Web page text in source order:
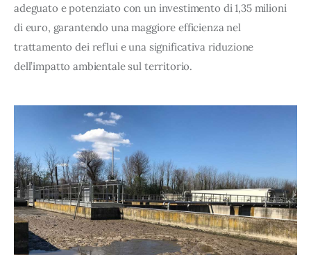
adeguato e potenziato con un investimento di 1,35 milioni
di euro, garantendo una maggiore efficienza nel
trattamento dei reflui e una significativa riduzione
dell’impatto ambientale sul territorio.